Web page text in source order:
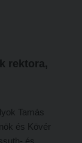
rektora,
Tamás
és Kövér
és